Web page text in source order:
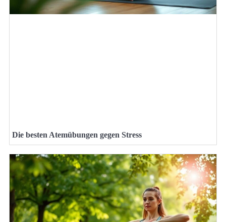
Die besten Atemübungen gegen Stress